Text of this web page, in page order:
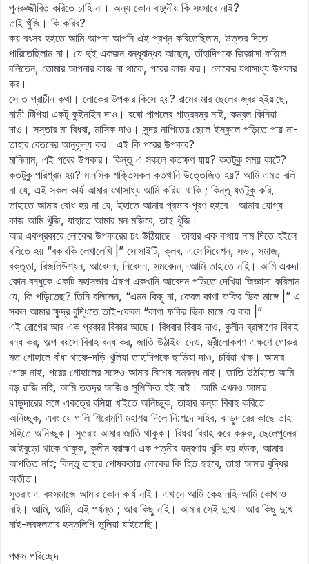
পুনরুজ্জীবিত করিতে চাহি না। অন্য কোন বাঞ্ছনীয় কি সংসারে নাই?
তাই খুঁজি। কি করিব?
কয় বৎসর হইতে আমি আপনা আপনি এই প্রশ্ন করিতেছিলাম, উত্তর দিতে
পারিতেছিলাম না। যে দুই একজন বন্ধুবান্ধব আছেন, তাঁহাদিগকে জিজ্ঞাসা করিলে
বলিতেন, তোমার আপনার কাজ না থাকে, পরের কাজ কর। লোকের যথাসাধ্য উপকার
কর।
সে ত প্রাচীন কথা। লোকের উপকার কিসে হয়? রামের মার ছেলের জ্বর হইয়াছে,
নাড়ী টিপিয়া একটু কুইনাইন দাও। রঘো পাগলের গাত্রবস্ত্র নাই, কম্বল কিনিয়া
দাও। সস্তার মা বিধবা, মাসিক দাও। সুন্দর নাপিতের ছেলে ইস্কুলে পড়িতে পায় না-
তাহার বেতনের আনুকূল্য কর। এই কি পরের উপকার?
মানিলাম, এই পরের উপকার। কিন্তু এ সকলে কতক্ষণ যায়? কতটুকু সময় কাটে?
কতটুকু পরিশ্রম হয়? মানসিক শক্তিসকল কতখানি উত্তেজিত হয়? আমি এমত বলি
না যে, এই সকল কার্য আমার যথাসাধ্য আমি করিয়া থাকি ; কিন্তু যতটুকু করি,
তাহাতে আমার বোধ হয় না যে, ইহাতে আমার প্রভাব পূরণ হইবে। আমার যোগ্য
কাজ আমি খুঁজি, যাহাতে আমার মন মজিবে, তাই খুঁজি।
আর একপ্রকারে লোকের উপকারের ঢং উঠিয়াছে। তাহার এক কথায় নাম দিতে হইলে
বলিতে হয় “বকাবকি লেখালেখি |” সোসাইটি, ক্লব, এসোসিয়েশন, সভা, সমাজ,
বক্তৃতা, রিজলিউশ্যন, আবেদন, নিবেদন, সমবেদন,-আমি তাহাতে নহি। আমি একদা
কোন বন্ধুকে একটি মহাসভার ঐরূপ একখানি আবেদন পড়িতে দেখিয়া জিজ্ঞাসা করিলাম
যে, কি পড়িতেছ? তিনি বলিলেন, “এমন কিছু না, কেবল কাণা ফকির ভিক মাঙ্গে |” এ
সকল আমার ক্ষুদ্র বুদ্ধিতে তাই-কেবল “কাণা ফকির ভিক মাঙ্গে রে বাবা |”
এই রোগের আর এক প্রকার বিকার আছে। বিধবার বিবাহ দাও, কুলীন ব্রাহ্মণের বিবাহ
বন্ধ কর, অল্প বয়সে বিবাহ বন্ধ কর, জাতি উঠাইয়া দেও, স্ত্রীলোকগণ এক্ষণে গোরুর
মত গোহালে বাঁধা থাকে-দড়ি খুলিয়া তাহাদিগকে ছাড়িয়া দাও, চরিয়া খাক। আমার
গোরু নাই, পরের গোহালের সঙ্গেও আমার বিশেষ সম্বন্ধ নাই। জাতি উঠাইতে আমি
বড় রাজি নহি, আমি ততদূর আজিও সুশিক্ষিত হই নাই। আমি এখনও আমার
ঝাড়ুদারের সঙ্গে একত্রে বসিয়া খাইতে অনিচ্ছুক, তাহার কন্যা বিবাহ করিতে
অনিচ্ছুক, এবং যে গালি শিরোমণি মহাশয় দিলে নি:শব্দে সহিব, ঝাড়ুদারের কাছে তাহা
সহিতে অনিচ্ছুক। সুতরাং আমার জাতি থাকুক। বিধবা বিবাহ করে করুক, ছেলেপুলেরা
আইবুড়ো থাকে থাকুক, কুলীন ব্রাহ্মণ এক পত্নীর যন্ত্রণায় খুসি হয় হউক, আমার
আপত্তি নাই; কিন্তু তাহার পোষকতায় লোকের কি হিত হইবে, তাহা আমার বুদ্ধির
অতীত।
সুতরাং এ বঙ্গসমাজে আমার কোন কার্য নাই। এখানে আমি কেহ নহি-আমি কোথাও
নহি। আমি, আমি, এই পর্যন্ত ; আর কিছু নহি। আমার সেই দু:খ। আর কিছু দু:খ
নাই-লবঙ্গলতার হস্তলিপি ভুলিয়া যাইতেছি।
পঞ্চম পরিচ্ছেদ